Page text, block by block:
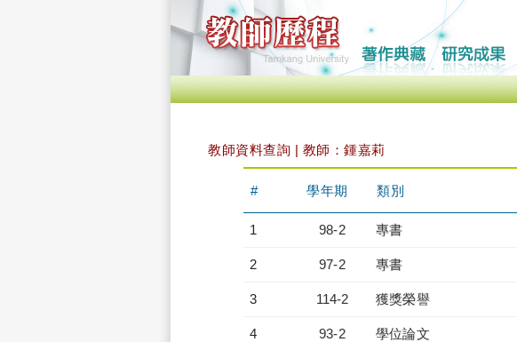
教師資料查詢 | 教師：鍾嘉莉
# 學年期 類別
1 98-2 專書
2 97-2 專書
3 114-2 獲獎榮譽
4 93-2 學位論文